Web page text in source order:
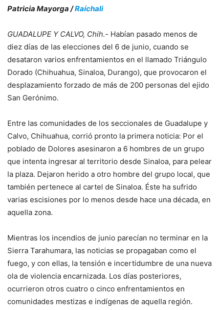
Patricia Mayorga /Raíchali
GUADALUPE Y CALVO, Chih.- Habían pasado menos de
diez días de las elecciones del 6 de junio, cuando se
desataron varios enfrentamientos en el llamado Triángulo
Dorado (Chihuahua, Sinaloa, Durango), que provocaron el
desplazamiento forzado de más de 200 personas del ejido
San Gerónimo.
Entre las comunidades de los seccionales de Guadalupe y
Calvo, Chihuahua, corrió pronto la primera noticia: Por el
poblado de Dolores asesinaron a 6 hombres de un grupo
que intenta ingresar al territorio desde Sinaloa, para pelear
la plaza. Dejaron herido a otro hombre del grupo local, que
también pertenece al cartel de Sinaloa. Éste ha sufrido
varias escisiones por lo menos desde hace una década, en
aquella zona.
Mientras los incendios de junio parecían no terminar en la
Sierra Tarahumara, las noticias se propagaban como el
fuego, y con ellas, la tensión e incertidumbre de una nueva
ola de violencia encarnizada. Los días posteriores,
ocurrieron otros cuatro o cinco enfrentamientos en
comunidades mestizas e indígenas de aquella región.